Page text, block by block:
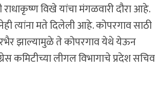
विखे यांचा मंगळवारी दौरा आहे.
त्यांना मते दिलेली आहे. कोपरगाव साठी
झाल्यामुळे ते कोपरगाव येथे येऊन
कमिटीच्या लीगल विभागाचे प्रदेश सचिव